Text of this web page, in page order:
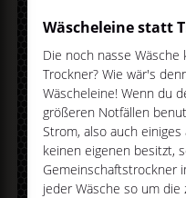
Wäscheleine statt
Die noch nasse
Trockner? Wie wär's
Wäscheleine! Wenn du
größeren Notfällen
Strom, also auch
keinen eigenen besitzt,
Gemeinschaftstrockner
jeder Wäsche so um die